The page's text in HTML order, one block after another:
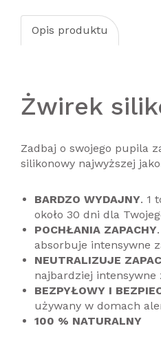
Opis produktu
Żwirek
Zadbaj o swojego pupila
silikonowy najwyższej
BARDZO WYDAJNY. 1
około 30 dni dla
POCHŁANIA ZAPACHY
absorbuje intensywne
NEUTRALIZUJE
najbardziej intensywne
BEZPYŁOWY I
używany w domach
100 % NATURALNY